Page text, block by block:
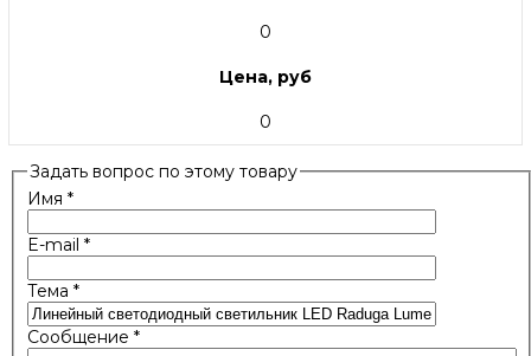
0
Цена, руб
0
Задать вопрос по этому товару
Имя *
E-mail *
Тема *
Сообщение *